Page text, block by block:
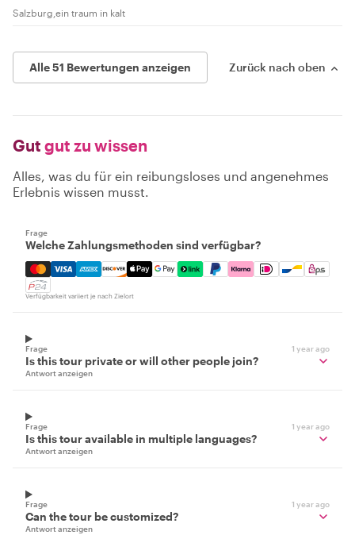
Salzburg,ein traum in kalt
Alle 51 Bewertungen anzeigen Zurück nach oben
Gut gut zu wissen
Alles, was du für ein reibungsloses und angenehmes
Erlebnis wissen musst.
Frage
Welche Zahlungsmethoden sind verfügbar?
Mastercard, Visa, Amex, Discover, Apple Pay, Google
Verfügbarkeit variiert je nach Zielort
Frage 1 year ago
Is this tour private or will other people join?
Antwort anzeigen
Frage 1 year ago
Is this tour available in multiple languages?
Antwort anzeigen
Frage 1 year ago
Can the tour be customized?
Antwort anzeigen